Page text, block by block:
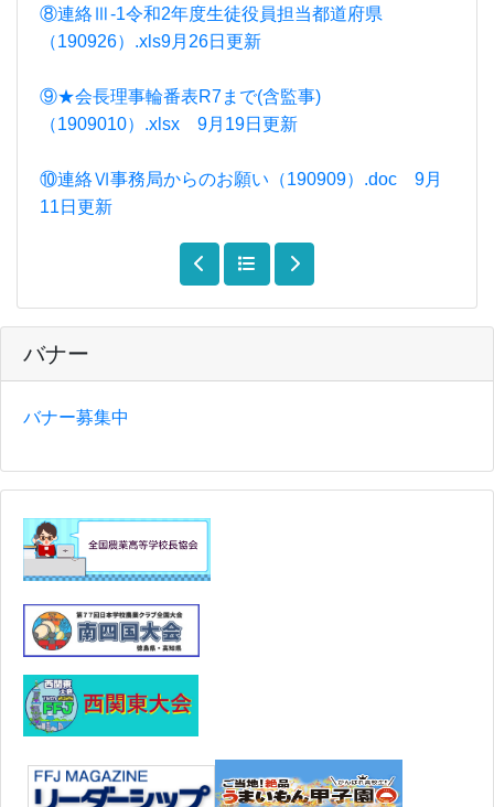
バナー
バナー募集中
⑧連絡Ⅲ-1令和2年度生徒役員担当都道府県
（190926）.xls9月26日更新
⑨★会長理事輪番表R7まで(含監事)
（1909010）.xlsx 9月19日更新
⑩連絡Ⅵ事務局からのお願い（190909）.doc 9月
11日更新